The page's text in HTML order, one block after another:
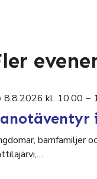
8.8.2026 kl. 10.00 –
barnfamiljer